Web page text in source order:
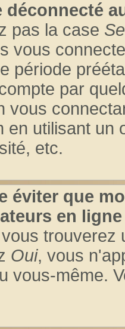
déconnecté
pas la case
vous
période
par
vous
en utilisant un
etc.
éviter que
en
trouverez
Oui, vous
vous-même.